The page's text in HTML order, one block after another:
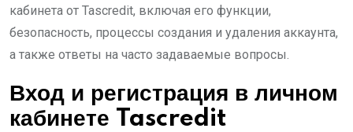
кабинета от Tascredit, включая его функции,
безопасность, процессы создания и удаления аккаунта,
а также ответы на часто задаваемые вопросы.
Вход и регистрация в личном
кабинете Tascredit